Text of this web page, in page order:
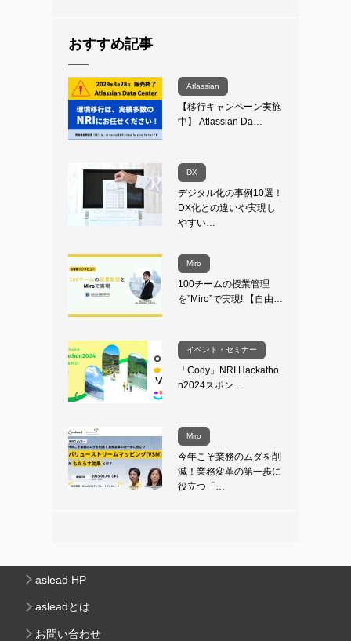
おすすめ記事
Atlassian
【移行キャンペーン実施
中】 Atlassian Da…
DX
デジタル化の事例10選！
DX化との違いや実現し
やすい…
Miro
100チームの授業管理
を”Miro”で実現! 【自由…
イベント・セミナー
「Cody」NRI Hackatho
n2024スポン…
Miro
今年こそ業務のムダを削
減！業務変革の第一歩に
役立つ「…
aslead HP
asleadとは
お問い合わせ